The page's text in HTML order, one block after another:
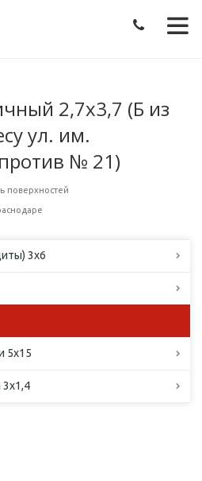
2,7х3,7 (Б из
ул. им.
№ 21)
поверхностей
3х6
5х15
3х1,4